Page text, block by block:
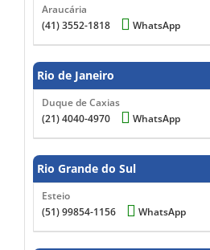
Araucária
(41) 3552-1818
WhatsApp
Rio de Janeiro
Duque de Caxias
(21) 4040-4970
WhatsApp
Rio Grande do Sul
Esteio
(51) 99854-1156
WhatsApp